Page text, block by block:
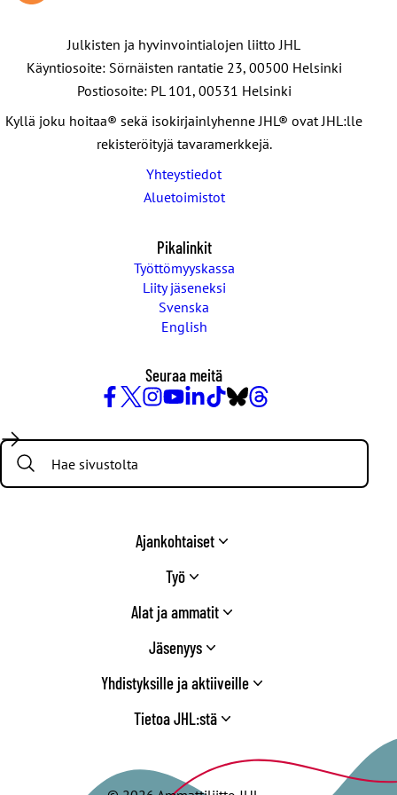
Julkisten ja hyvinvointialojen liitto JHL
Käyntiosoite: Sörnäisten rantatie 23, 00500 Helsinki
Postiosoite: PL 101, 00531 Helsinki
Kyllä joku hoitaa® sekä isokirjainlyhenne JHL® ovat JHL:lle
rekisteröityjä tavaramerkkejä.
Yhteystiedot
Aluetoimistot
Pikalinkit
Työttömyyskassa
Liity jäseneksi
Svenska
English
Seuraa meitä
/
Twitter
Search:
Ajankohtaiset
Työ
Alat ja ammatit
Jäsenyys
Yhdistyksille ja aktiiveille
Tietoa JHL:stä